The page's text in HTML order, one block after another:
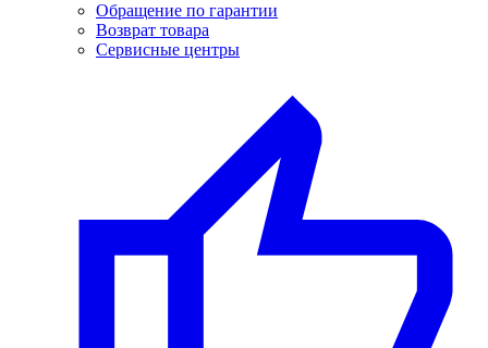
Обращение по гарантии
Возврат товара
Сервисные центры